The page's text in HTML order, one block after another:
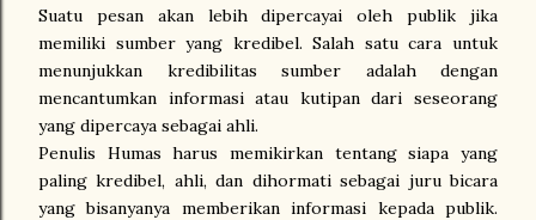
Suatu pesan akan lebih dipercayai oleh publik jika
memiliki sumber yang kredibel. Salah satu cara untuk
menunjukkan kredibilitas sumber adalah dengan
mencantumkan informasi atau kutipan dari seseorang
yang dipercaya sebagai ahli.
Penulis Humas harus memikirkan tentang siapa yang
paling kredibel, ahli, dan dihormati sebagai juru bicara
yang bisanyanya memberikan informasi kepada publik.